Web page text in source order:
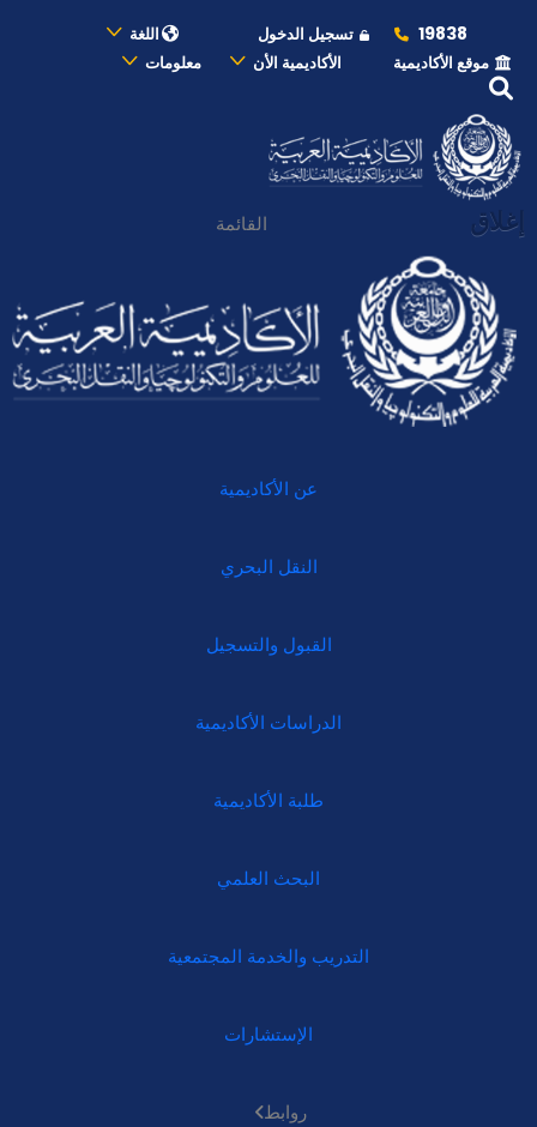
19838 تسجيل الدخول
اللغة
موقع الأكاديمية
الأكاديمية الأن معلومات
إغلاق القائمة
عن الأكاديمية
النقل البحري
القبول والتسجيل
الدراسات الأكاديمية
طلبة الأكاديمية
البحث العلمي
التدريب والخدمة المجتمعية
الإستشارات
روابط